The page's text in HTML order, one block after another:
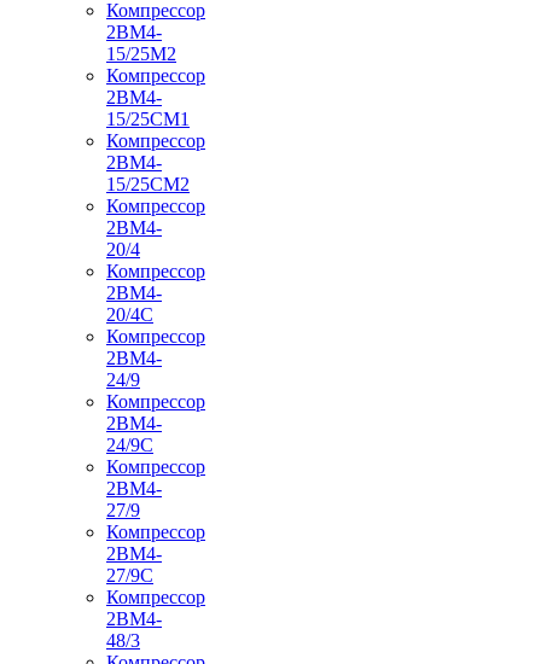
Компрессор
2ВМ4-
15/25М2
Компрессор
2ВМ4-
15/25СМ1
Компрессор
2ВМ4-
15/25СМ2
Компрессор
2ВМ4-
20/4
Компрессор
2ВМ4-
20/4С
Компрессор
2ВМ4-
24/9
Компрессор
2ВМ4-
24/9С
Компрессор
2ВМ4-
27/9
Компрессор
2ВМ4-
27/9С
Компрессор
2ВМ4-
48/3